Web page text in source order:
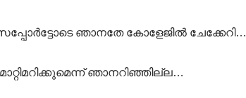
ഞാനതേ കോളേജില്‍ ചേക്കേറി…
ഞാനറിഞ്ഞില്ല…